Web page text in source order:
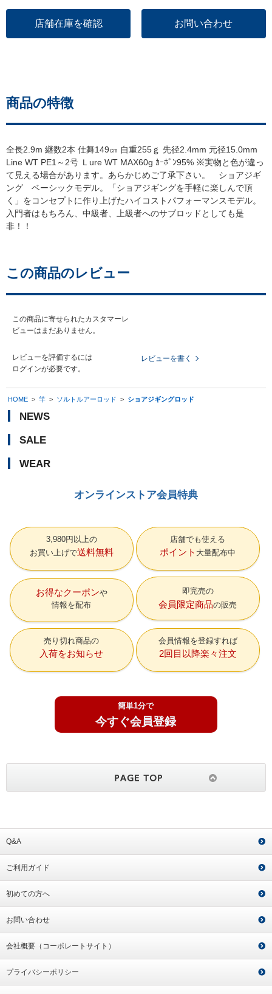
店舗在庫を確認 お問い合わせ
商品の特徴
全長2.9m 継数2本 仕舞149㎝ 自重255ｇ 先径2.4mm 元径15.0mm
Line WT PE1～2号 Ｌure WT MAX60g ｶｰﾎﾞﾝ95% ※実物と色が違っ
て見える場合があります。あらかじめご了承下さい。 ショアジギ
ング ベーシックモデル。「ショアジギングを手軽に楽しんで頂
く」をコンセプトに作り上げたハイコストパフォーマンスモデル。
入門者はもちろん、中級者、上級者へのサブロッドとしても是
非！！
この商品のレビュー
この商品に寄せられたカスタマーレ
ビューはまだありません。
レビューを評価するには
ログインが必要です。
レビューを書く
HOME > 竿 > ソルトルアーロッド > ショアジギングロッド
NEWS
SALE
WEAR
オンラインストア会員特典
3,980円以上の
お買い上げで送料無料
店舗でも使える
ポイント 大量配布中
お得なクーポン
情報を配布
即完売の
会員限定商品の販売
売り切れ商品の
入荷をお知らせ
会員情報を登録すれば
2回目以降楽々注文
簡単1分で
今すぐ会員登録
Q&A
ご利用ガイド
初めての方へ
お問い合わせ
会社概要（コーポレートサイト）
プライバシーポリシー